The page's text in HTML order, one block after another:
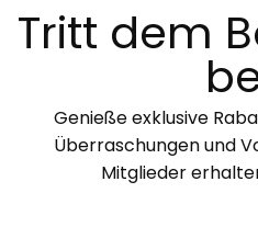
Tritt dem
Genieße exklusive
Überraschungen und
Mitglieder